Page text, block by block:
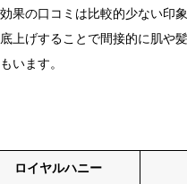
果の口コミは比較的少ない印
上げすることで間接的に肌や
います。
ロイヤルハニー